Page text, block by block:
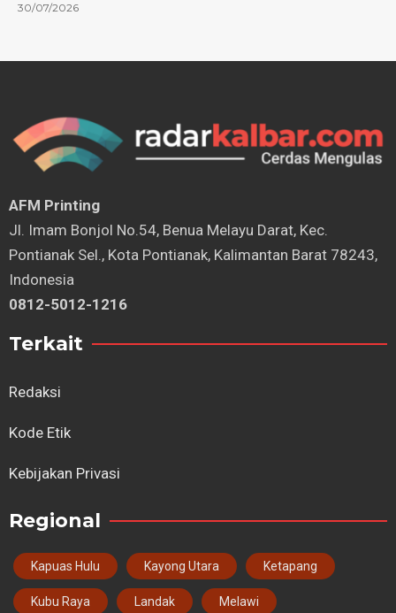
30/07/2026
AFM Printing
⁠Jl. Imam Bonjol No.54, Benua Melayu Darat, Kec.
Pontianak Sel., Kota Pontianak, Kalimantan Barat 78243,
Indonesia
0812-5012-1216
Terkait
Redaksi
Kode Etik
Kebijakan Privasi
Regional
Kapuas Hulu Kayong Utara Ketapang
Kubu Raya Landak Melawi